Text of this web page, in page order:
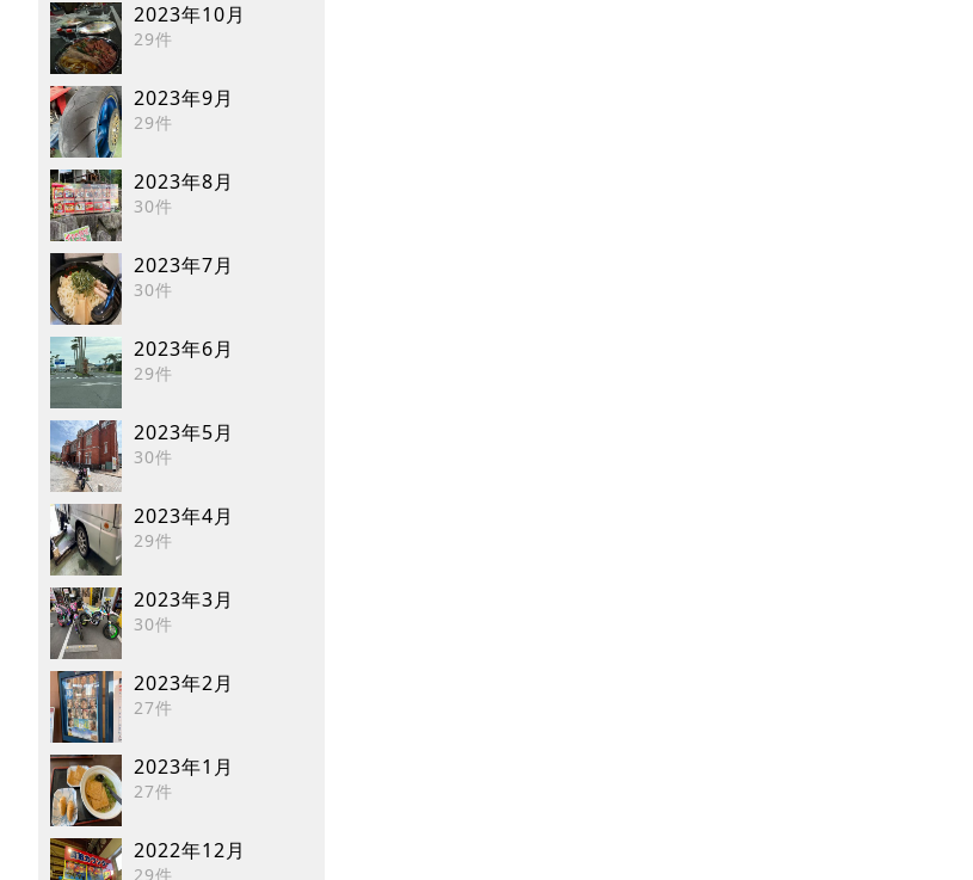
2023年10月
29件
2023年9月
29件
2023年8月
30件
2023年7月
30件
2023年6月
29件
2023年5月
30件
2023年4月
29件
2023年3月
30件
2023年2月
27件
2023年1月
27件
2022年12月
29件